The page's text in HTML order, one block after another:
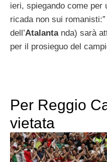
ieri, spiegando come per
ricada non sui
dell’Atalantanda) sarà
per il prosieguo del
Per Reggio
vietata